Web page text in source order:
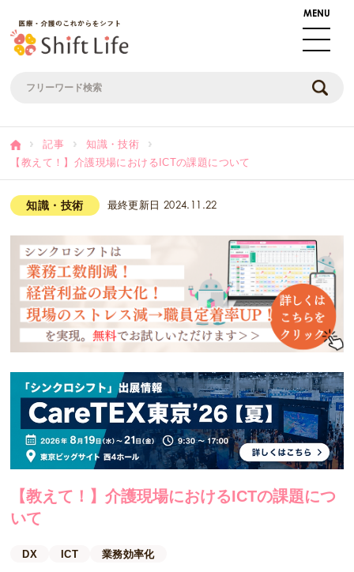
記事
知識・技術
【教えて！】介護現場におけるICTの課題について
知識・技術 最終更新日 2024.11.22
【教えて！】介護現場におけるICTの課題につ
いて
DX ICT 業務効率化